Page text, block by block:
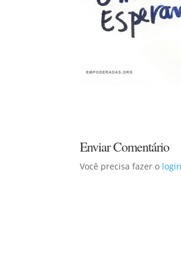
Enviar Comentário
Você precisa fazer o login